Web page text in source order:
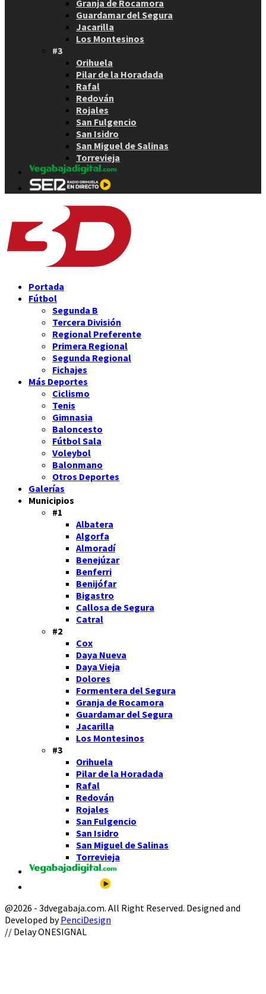
Granja de Rocamora
Guardamar del Segura
Jacarilla
Los Montesinos
#3
Orihuela
Pilar de la Horadada
Rafal
Redován
Rojales
San Fulgencio
San Isidro
San Miguel de Salinas
Torrevieja
Portada
Fútbol
Segunda B
Tercera División
Regional Preferente
Primera Regional
Segunda Regional
Fichajes
Más Deportes
Ciclismo
Tenis
Gimnasia
Baloncesto
Fútbol Sala
Voleybol
Balonmano
Otros Deportes
Galerías
Municipios
#1
Albatera
Algorfa
Almoradí
Benejúzar
Benferri
Benijófar
Bigastro
Callosa de Segura
Catral
#2
Cox
Daya Nueva
Daya Vieja
Dolores
Formentera del Segura
Granja de Rocamora
Guardamar del Segura
Jacarilla
Los Montesinos
#3
Orihuela
Pilar de la Horadada
Rafal
Redován
Rojales
San Fulgencio
San Isidro
San Miguel de Salinas
Torrevieja
@2026 - 3dvegabaja.com. All Right Reserved. Designed and
Developed byPenciDesign
Facebook
Twitter
Instagram
Youtube
Email
// Delay ONESIGNAL